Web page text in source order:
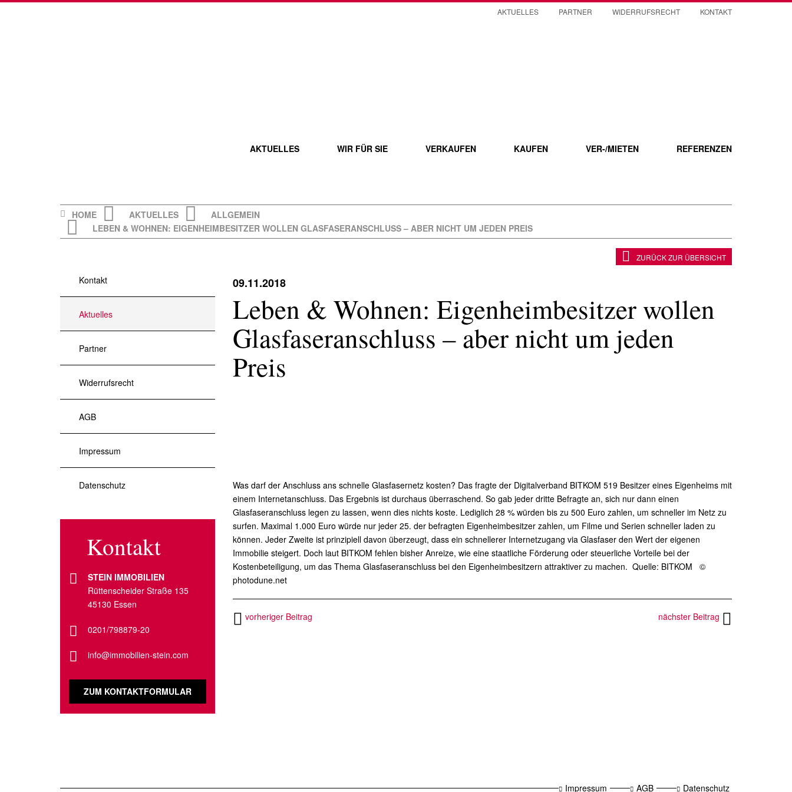
AKTUELLES WIR FÜR SIE VERKAUFEN KAUFEN VER-/MIETEN REFERENZEN
AKTUELLES PARTNER WIDERRUFSRECHT KONTAKT
HOME AKTUELLES
ALLGEMEIN
LEBEN & WOHNEN: EIGENHEIMBESITZER WOLLEN GLASFASERANSCHLUSS – ABER NICHT UM JEDEN PREIS
09.11.2018
Leben & Wohnen: Eigenheimbesitzer wollen
Glasfaseranschluss – aber nicht um jeden
Preis
ZURÜCK ZUR ÜBERSICHT
Was darf der Anschluss ans schnelle Glasfasernetz kosten? Das fragte der Digitalverband BITKOM 519 Besitzer eines Eigenheims mit
einem Internetanschluss. Das Ergebnis ist durchaus überraschend. So gab jeder dritte Befragte an, sich nur dann einen
Glasfaseranschluss legen zu lassen, wenn dies nichts koste. Lediglich 28 % würden bis zu 500 Euro zahlen, um schneller im Netz zu
surfen. Maximal 1.000 Euro würde nur jeder 25. der befragten Eigenheimbesitzer zahlen, um Filme und Serien schneller laden zu
können. Jeder Zweite ist prinzipiell davon überzeugt, dass ein schnellerer Internetzugang via Glasfaser den Wert der eigenen
Immobilie steigert. Doch laut BITKOM fehlen bisher Anreize, wie eine staatliche Förderung oder steuerliche Vorteile bei der
Kostenbeteiligung, um das Thema Glasfaseranschluss bei den Eigenheimbesitzern attraktiver zu machen. Quelle: BITKOM ©
photodune.net
vorheriger Beitrag nächster Beitrag
Kontakt
Aktuelles
Partner
Widerrufsrecht
AGB
Impressum
Datenschutz
Kontakt
STEIN IMMOBILIEN
Rüttenscheider Straße 135
45130 Essen
0201/798879-20
info@immobilien-stein.com
ZUM KONTAKTFORMULAR
Impressum AGB Datenschutz